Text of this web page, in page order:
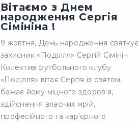
Вітаємо з Днем
народження Сергія
Сімініна !
9 жовтня, День народження святкує
захисник «Поділля» Сергій Сімінін.
Колектив футбольного клубу
«Поділля» вітає Сергія із святом,
бажає йому міцного здоров'я,
здійснення власних мрій,
професійного та кар'єрного